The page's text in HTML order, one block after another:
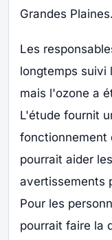
Grandes Plaines.
Les
longtemps suivi
mais l'ozone a
L'étude fournit
fonctionnement
pourrait aider
avertissements
Pour les
pourrait faire la